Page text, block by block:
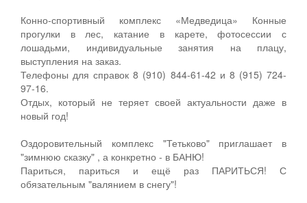
Конно-спортивный комплекс «Медведица» Конные
прогулки в лес, катание в карете, фотосессии с
лошадьми, индивидуальные занятия на плацу,
выступления на заказ.
Телефоны для справок 8 (910) 844-61-42 и 8 (915) 724-
97-16.
Отдых, который не теряет своей актуальности даже в
новый год!
Оздоровительный комплекс "Тетьково" приглашает в
"зимнюю сказку" , а конкретно - в БАНЮ!
Париться, париться и ещё раз ПАРИТЬСЯ! С
обязательным "валянием в снегу"!